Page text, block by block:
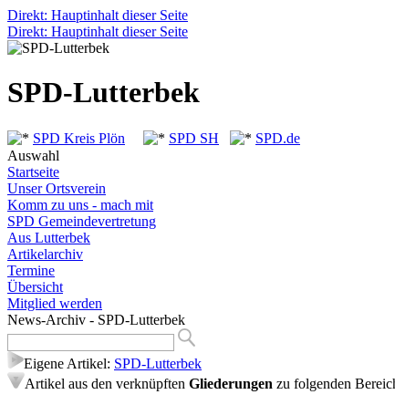
Direkt: Hauptinhalt dieser Seite
Direkt: Hauptinhalt dieser Seite
SPD-Lutterbek
SPD Kreis Plön SPD SH
SPD.de
Auswahl
Startseite
Unser Ortsverein
Komm zu uns - mach mit
SPD Gemeindevertretung
Aus Lutterbek
Artikelarchiv
Termine
Übersicht
Mitglied werden
News-Archiv - SPD-Lutterbek
Eigene Artikel: SPD-Lutterbek
Artikel aus den verknüpften Gliederungen zu folgenden